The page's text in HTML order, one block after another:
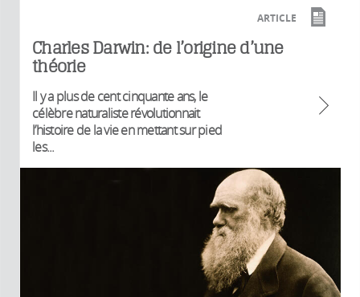
ARTICLE
Charles Darwin: de l’origine d’une
théorie
Il y a plus de cent cinquante ans, le
célèbre naturaliste révolutionnait
l’histoire de la vie en mettant sur pied
les...